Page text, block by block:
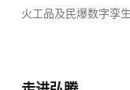
火工品及民爆数字孪生